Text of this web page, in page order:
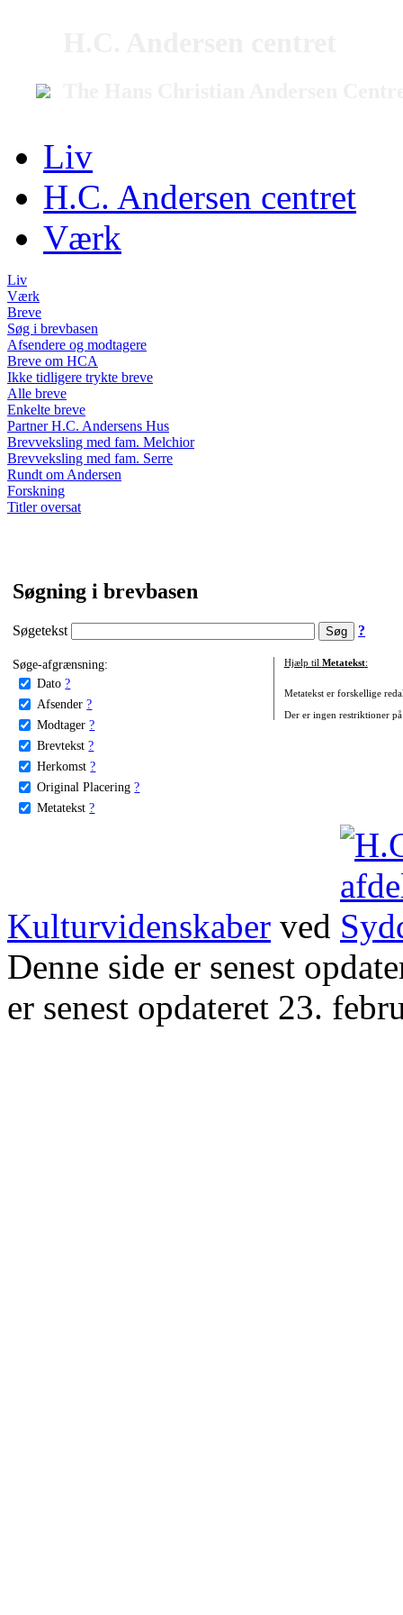
Liv
H.C. Andersen centret
Værk
Liv
Værk
Breve
Søg i brevbasen
Afsendere og modtagere
Breve om HCA
Ikke tidligere trykte breve
Alle breve
Enkelte breve
Partner H.C. Andersens Hus
Brevveksling med fam. Melchior
Brevveksling med fam. Serre
Rundt om Andersen
Forskning
Titler oversat
Søgning i brevbasen
Søgetekst ?
Søge-afgrænsning:
Dato ?
Afsender ?
Modtager ?
Brevtekst ?
Herkomst ?
Original Placering ?
Metatekst ?
Hjælp til Metatekst:
Metatekst er forskellige
Der er ingen restriktioner
Kulturvidenskaber ved
Denne side er senest
er senest opdateret 23.